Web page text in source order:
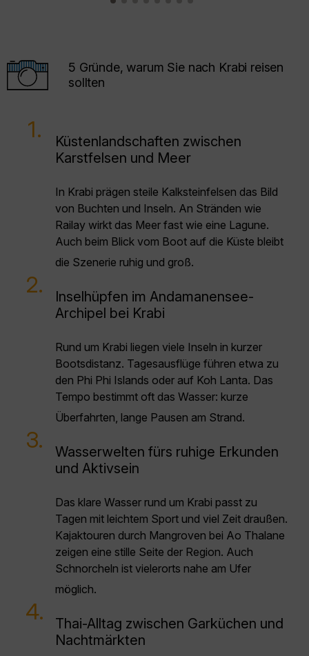
5 Gründe, warum Sie nach Krabi reisen
sollten
1.
Küstenlandschaften zwischen
Karstfelsen und Meer
In Krabi prägen steile Kalksteinfelsen das Bild
von Buchten und Inseln. An Stränden wie
Railay wirkt das Meer fast wie eine Lagune.
Auch beim Blick vom Boot auf die Küste bleibt
die Szenerie ruhig und groß.
2.
Inselhüpfen im Andamanensee-
Archipel bei Krabi
Rund um Krabi liegen viele Inseln in kurzer
Bootsdistanz. Tagesausflüge führen etwa zu
den Phi Phi Islands oder auf Koh Lanta. Das
Tempo bestimmt oft das Wasser: kurze
Überfahrten, lange Pausen am Strand.
3.
Wasserwelten fürs ruhige Erkunden
und Aktivsein
Das klare Wasser rund um Krabi passt zu
Tagen mit leichtem Sport und viel Zeit draußen.
Kajaktouren durch Mangroven bei Ao Thalane
zeigen eine stille Seite der Region. Auch
Schnorcheln ist vielerorts nahe am Ufer
möglich.
4.
Thai-Alltag zwischen Garküchen und
Nachtmärkten